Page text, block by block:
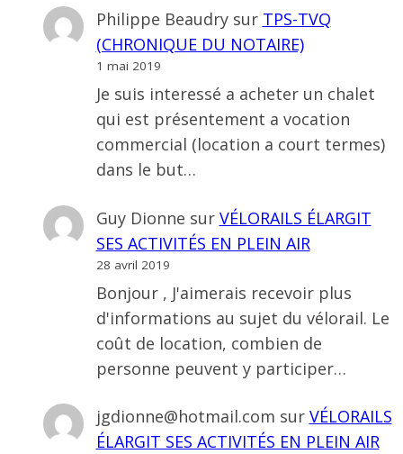
Philippe Beaudrysur TPS-TVQ
(CHRONIQUE DU NOTAIRE)
1 mai 2019
Je suis interessé a acheter un chalet
qui est présentement a vocation
commercial (location a court termes)
dans le but…
Guy Dionne sur VÉLORAILS ÉLARGIT
SES ACTIVITÉS EN PLEIN AIR
28 avril 2019
Bonjour , J'aimerais recevoir plus
d'informations au sujet du vélorail. Le
coût de location, combien de
personne peuvent y participer…
jgdionne@hotmail.com sur VÉLORAILS
ÉLARGIT SES ACTIVITÉS EN PLEIN AIR